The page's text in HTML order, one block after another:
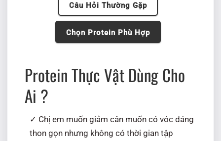
Câu Hỏi Thường Gặp
Chọn Protein Phù Hợp
Protein Thực Vật Dùng Cho
Ai ?
Chị em muốn giảm cân muốn có vóc dáng
thon gọn nhưng không có thời gian tập